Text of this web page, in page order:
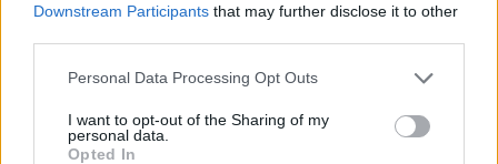
Downstream Participants that may further disclose it to other
Personal Data Processing Opt Outs
I want to opt-out of the Sharing of my
personal data.
Opted In